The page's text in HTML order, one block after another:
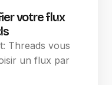
votre flux
Threads vous
un flux par